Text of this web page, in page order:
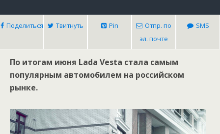
Поделиться Твитнуть Pin
Отпр. по
эл. почте
SMS
По итогам июня Lada Vesta стала самым
популярным автомобилем на российском
рынке.